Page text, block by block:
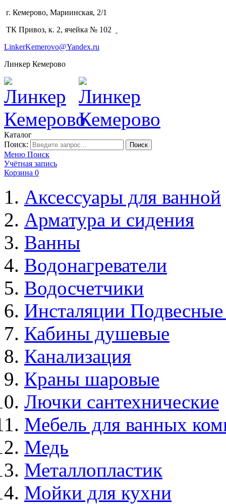
г. Кемерово, Мариинская, 2/1
ТК Привоз, к. 2, ячейка № 102
LinkerKemerovo@Yandex.ru
Линкер Кемерово
Каталог
Поиск:
Поиск
Меню Поиск
Учётная запись
Корзина 0
Аксессуары для ванной
Арматура и сидения
Ванны
Водонагреватели
Водосчетчики
Инсталяции
Кабины душевые
Канализация
Краны шаровые
Лючки сантехнические
Мебель для ванных
Медь
Металлопластик
Мойки для кухни